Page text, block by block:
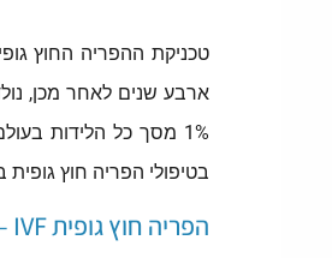
בטיפולי הפריה חוץ
הפריה חוץ גופית IVF – מה חשוב לדעת?